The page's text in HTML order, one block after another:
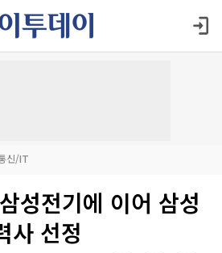
신/IT
성전기에 이어 삼성
사 선정